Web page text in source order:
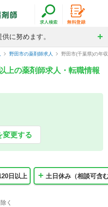
に努めます。
野田市の薬剤師求人 野田市(千葉県)の年
上の薬剤師求人・転職情報
変更する
日以上 土日休み（相談可含
く